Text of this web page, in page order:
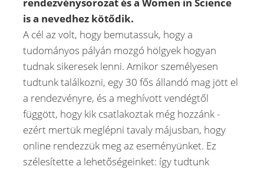
is a nevedhez kötődik.
A cél az volt, hogy bemutassuk, hogy a
tudományos pályán mozgó hölgyek hogyan
tudnak sikeresek lenni. Amikor személyesen
tudtunk találkozni, egy 30 fős állandó mag jött el
a rendezvényre, és a meghívott vendégtől
függött, hogy kik csatlakoztak még hozzánk -
ezért mertük meglépni tavaly májusban, hogy
online rendezzük meg az eseményünket. Ez
szélesítette a lehetőségeinket: így tudtunk